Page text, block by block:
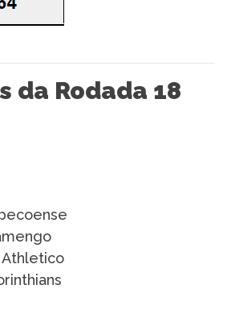
da Rodada 18
Athletico